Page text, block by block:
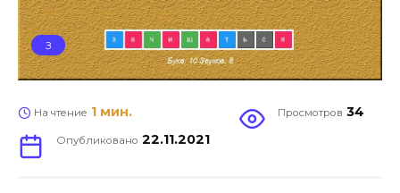
З
На чтение 1 мин. Просмотров 34
Опубликовано 22.11.2021